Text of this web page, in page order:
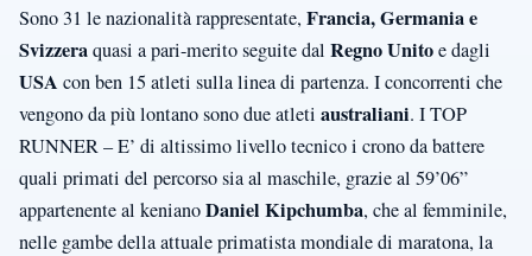
Sono 31 le nazionalità rappresentate, Francia, Germania e
Svizzeraquasi a pari-merito seguite dal Regno Unitoe dagli
USA con ben 15 atleti sulla linea di partenza. I concorrenti che
vengono da più lontano sono due atleti australiani. I TOP
RUNNER – E’ di altissimo livello tecnico i crono da battere
quali primati del percorso sia al maschile, grazie al 59’06”
appartenente al kenianoDaniel Kipchumba, che al femminile,
nelle gambe della attuale primatista mondiale di maratona, la